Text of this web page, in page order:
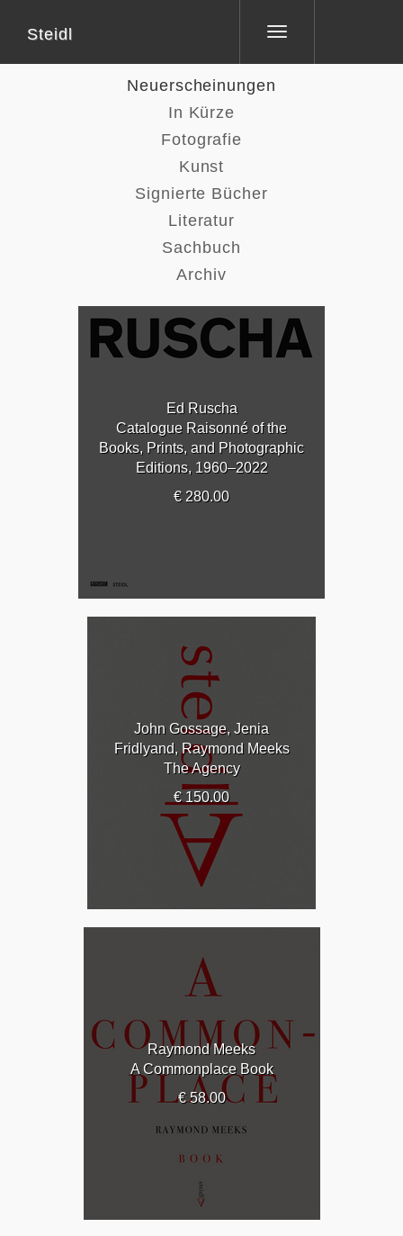
Toggle
Steidl
Neuerscheinungen
In Kürze
Fotografie
Kunst
Signierte Bücher
Literatur
Sachbuch
Archiv
Ed Ruscha
Catalogue Raisonné of the
Books, Prints, and Photographic
Editions, 1960–2022
€ 280.00
John Gossage, Jenia
Fridlyand, Raymond Meeks
The Agency
€ 150.00
Raymond Meeks
A Commonplace Book
€ 58.00